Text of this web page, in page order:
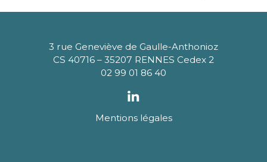
3 rue Geneviève de Gaulle-Anthonioz
CS 40716 – 35207 RENNES Cedex 2
02 99 01 86 40
Mentions légales